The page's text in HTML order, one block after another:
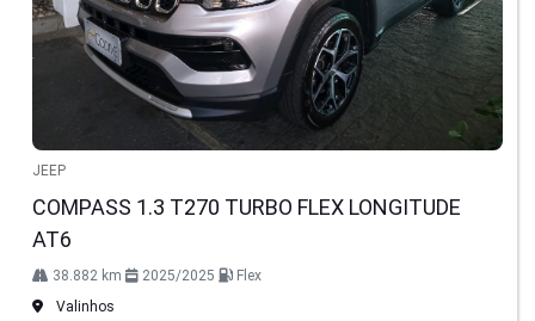
JEEP
COMPASS 1.3 T270 TURBO FLEX LONGITUDE
AT6
38.882 km 2025/2025
Flex
Valinhos